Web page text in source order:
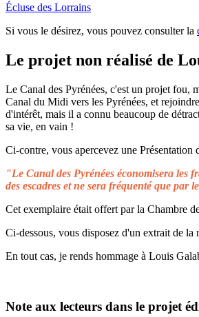
Écluse des Lorrains
Si vous le désirez, vous pouvez consulter la
Le projet non réalisé de
Le Canal des Pyrénées, c'est un projet fou,
Canal du Midi vers les Pyrénées, et
d'intérêt, mais il a connu beaucoup de
sa vie, en vain !
Ci-contre, vous apercevez une Présentation
"Le Canal des Pyrénées économisera les
des escadres et ne sera fréquenté que par
Cet exemplaire était offert par la Chambre
Ci-dessous, vous disposez d'un extrait de la
En tout cas, je rends hommage à Louis
Note aux lecteurs dans le projet